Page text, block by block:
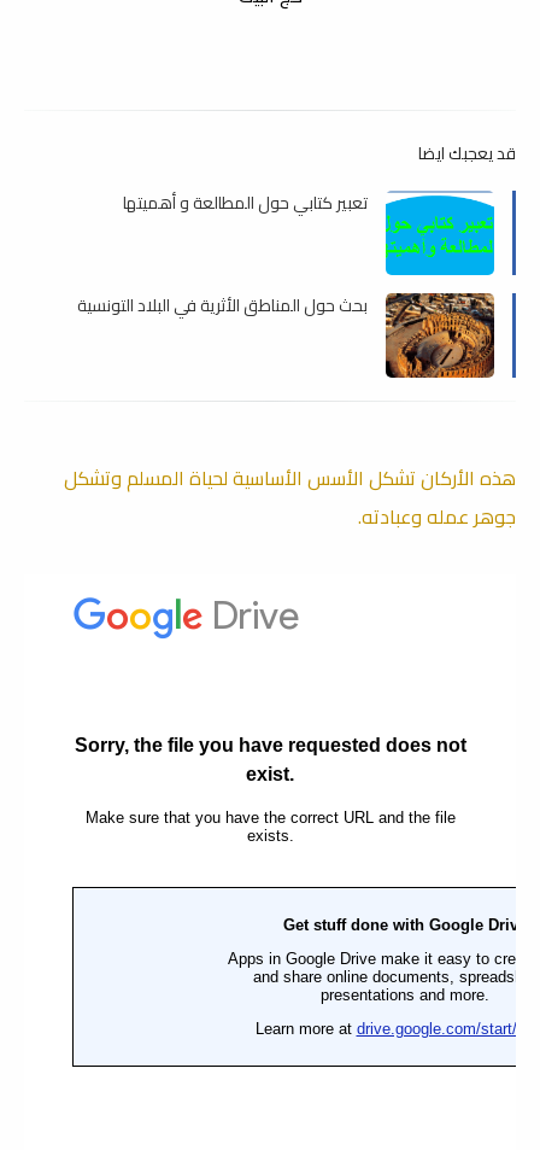
قد يعجبك ايضا
تعبير كتابي حول المطالعة و أهميتها
بحث حول المناطق الأثرية في البلاد التونسية
هذه الأركان تشكل الأسس الأساسية لحياة المسلم وتشكل
جوهر عمله وعبادته.